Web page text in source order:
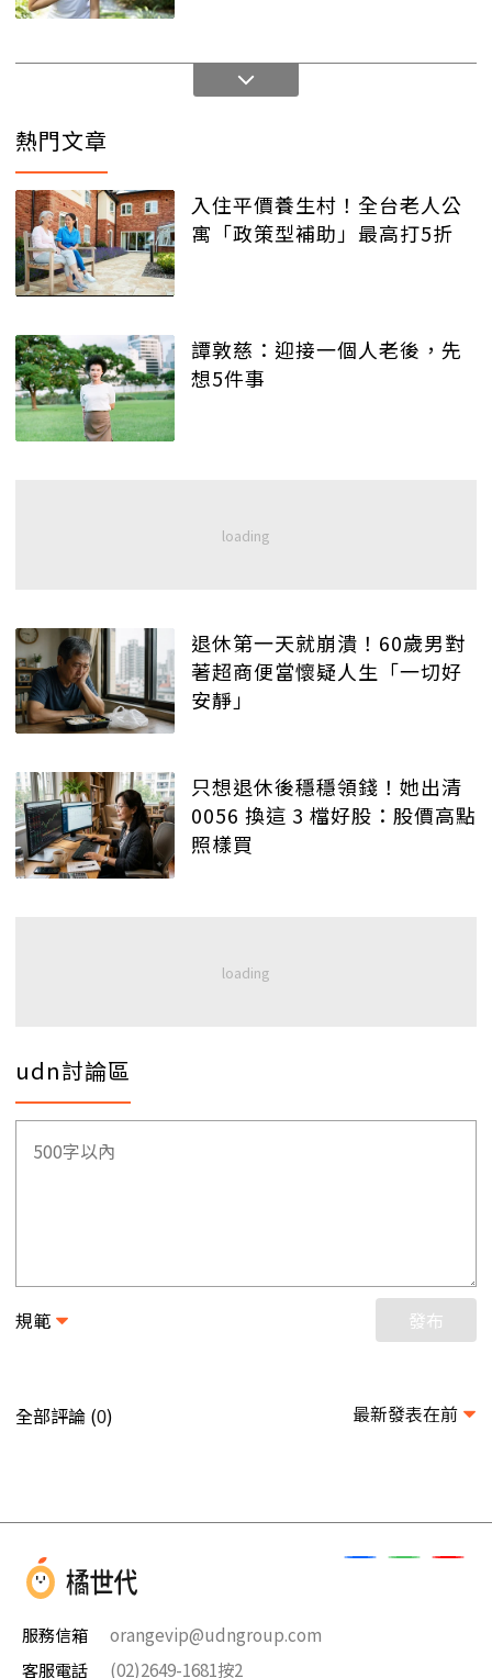
熱門文章
入住平價養生村！全台老人公
寓「政策型補助」最高打5折
譚敦慈：迎接一個人老後，先
想5件事
退休第一天就崩潰！60歲男對
著超商便當懷疑人生「一切好
安靜」
只想退休後穩穩領錢！她出清
0056 換這 3 檔好股：股價高點
照樣買
udn討論區
規範 發布
全部評論 (0) 最新發表在前
服務信箱
orangevip@udngroup.com
客服電話
(02)2649-1681按2